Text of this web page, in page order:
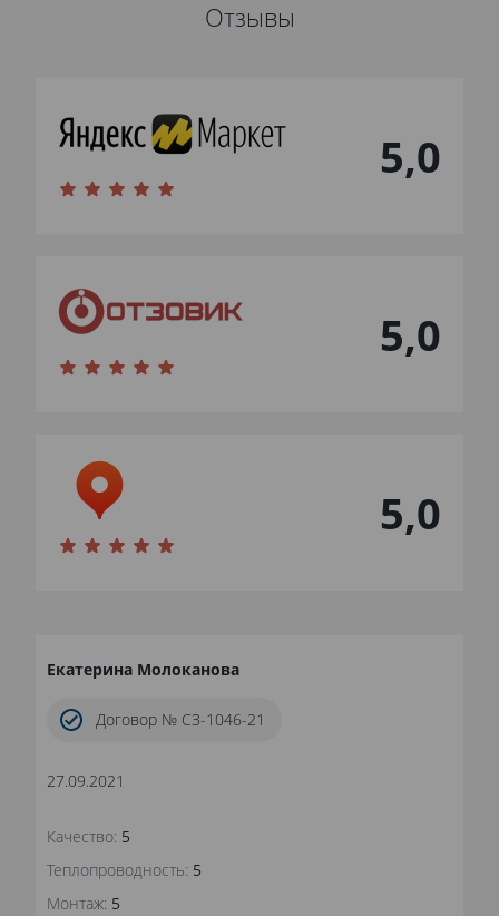
Отзывы
5,0
5,0
5,0
Екатерина Молоканова
Договор № СЗ-1046-21
27.09.2021
Качество: 5
Теплопроводность: 5
Монтаж: 5